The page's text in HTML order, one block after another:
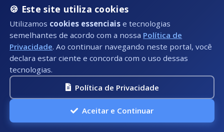
🍪 Este site utiliza cookies
Utilizamos cookies essenciais e tecnologias
semelhantes de acordo com a nossa Política de
Privacidade. Ao continuar navegando neste portal, você
declara estar ciente e concorda com o uso dessas
tecnologias.
Política de Privacidade
Aceitar e Continuar